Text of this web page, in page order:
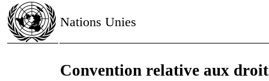
Nations Unies
Convention relative aux